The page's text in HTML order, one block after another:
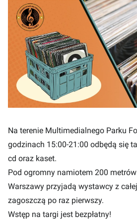
Na terenie Multimedialnego Parku
godzinach 15:00-21:00 odbędą się
cd oraz kaset.
Pod ogromny namiotem 200
Warszawy przyjadą wystawcy z
zagoszczą po raz pierwszy.
Wstęp na targi jest bezpłatny!